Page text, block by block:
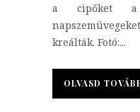
a cipőket
kreálták. Fotó:...
OLVASD
OLVASD